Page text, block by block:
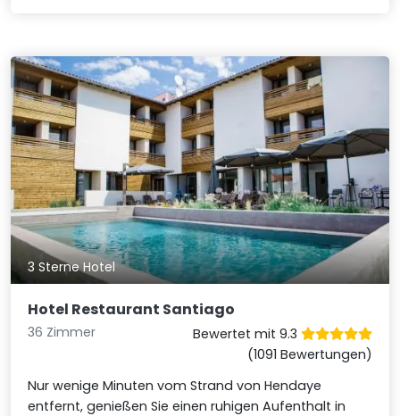
3 Sterne Hotel
Hotel Restaurant Santiago
36 Zimmer
Bewertet mit 9.3
(1091 Bewertungen)
Nur wenige Minuten vom Strand von Hendaye
entfernt, genießen Sie einen ruhigen Aufenthalt in